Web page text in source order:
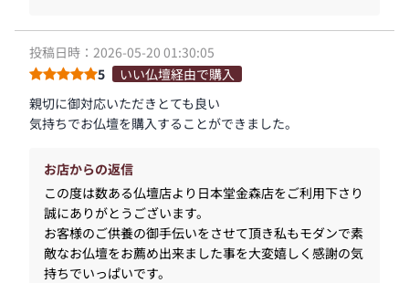
投稿日時：2026-05-20 01:30:05
5
いい仏壇経由で購入
親切に御対応いただきとても良い
気持ちでお仏壇を購入することができました。
お店からの返信
この度は数ある仏壇店より日本堂金森店をご利用下さり
誠にありがとうございます。
お客様のご供養の御手伝いをさせて頂き私もモダンで素
敵なお仏壇をお薦め出来ました事を大変嬉しく感謝の気
持ちでいっぱいです。